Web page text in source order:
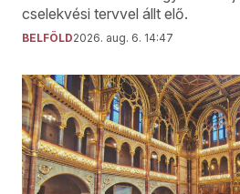
cselekvési tervvel állt elő.
BELFÖLD2026. aug. 6. 14:47